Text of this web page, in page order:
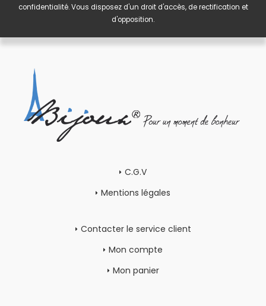
confidentialité. Vous disposez d'un droit d'accès, de rectification et
d'opposition.
C.G.V
Mentions légales
Contacter le service client
Mon compte
Mon panier